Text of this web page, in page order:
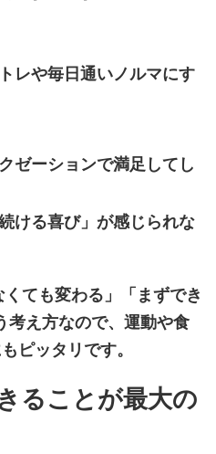
レや毎日通いノルマにす
ゼーションで満足してし
ける喜び」が感じられな
ても変わる」「まずでき
考え方なので、運動や食
ピッタリです。
ることが最大の